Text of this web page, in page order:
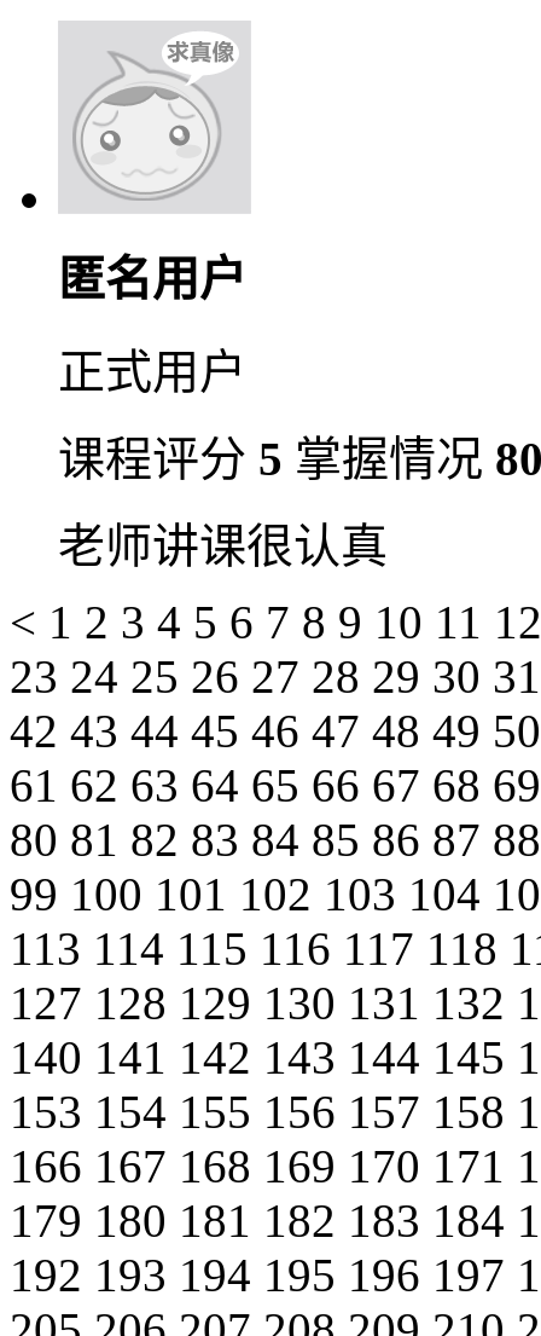
匿名用户
正式用户
课程评分 5 掌握情况
老师讲课很认真
< 1 2 3 4 5 6 7 8 9 10 11
23 24 25 26 27 28 29 30
42 43 44 45 46 47 48 49
61 62 63 64 65 66 67 68
80 81 82 83 84 85 86 87
99 100 101 102 103 104
113 114 115 116 117 118
127 128 129 130 131 132
140 141 142 143 144 145
153 154 155 156 157 158
166 167 168 169 170 171
179 180 181 182 183 184
192 193 194 195 196 197